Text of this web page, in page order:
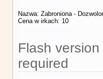
Nazwa: Zabroniona -
Cena w irkach: 10
Flash
required